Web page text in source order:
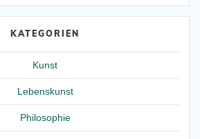
KATEGORIEN
Kunst
Lebenskunst
Philosophie